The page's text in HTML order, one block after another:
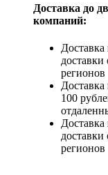
Доставка до
компаний:
регионов
100
регионов